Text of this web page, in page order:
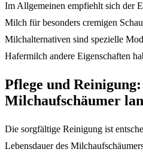
Im Allgemeinen empfiehlt sich der
Milch für besonders cremigen
Milchalternativen sind spezielle
Hafermilch andere Eigenschaften
Pflege und
Milchaufschäumer
Die sorgfältige Reinigung ist
Lebensdauer des